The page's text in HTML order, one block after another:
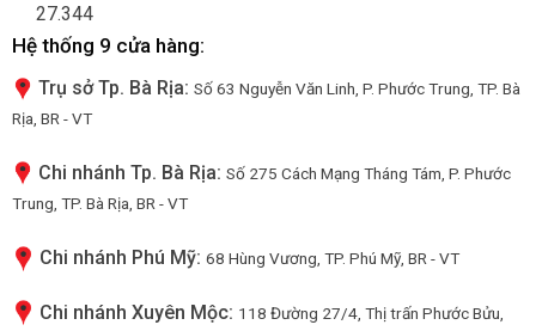
27.344
Hệ thống 9 cửa hàng:
Trụ sở Tp. Bà Rịa: Số 63 Nguyễn Văn Linh, P. Phước Trung, TP. Bà
Rịa, BR - VT
Chi nhánh Tp. Bà Rịa: Số 275 Cách Mạng Tháng Tám, P. Phước
Trung, TP. Bà Rịa, BR - VT
Chi nhánh Phú Mỹ: 68 Hùng Vương, TP. Phú Mỹ, BR - VT
Chi nhánh Xuyên Mộc: 118 Đường 27/4, Thị trấn Phước Bửu,